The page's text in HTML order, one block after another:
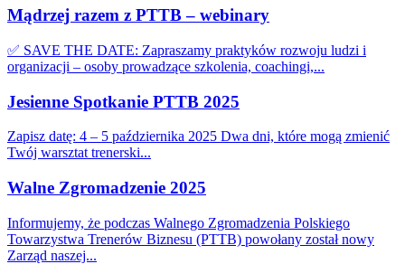
Mądrzej razem z PTTB – webinary
✅ SAVE THE DATE: Zapraszamy praktyków rozwoju ludzi i
organizacji – osoby prowadzące szkolenia, coachingi,...
Jesienne Spotkanie PTTB 2025
Zapisz datę: 4 – 5 października 2025 Dwa dni, które mogą zmienić
Twój warsztat trenerski...
Walne Zgromadzenie 2025
Informujemy, że podczas Walnego Zgromadzenia Polskiego
Towarzystwa Trenerów Biznesu (PTTB) powołany został nowy
Zarząd naszej...